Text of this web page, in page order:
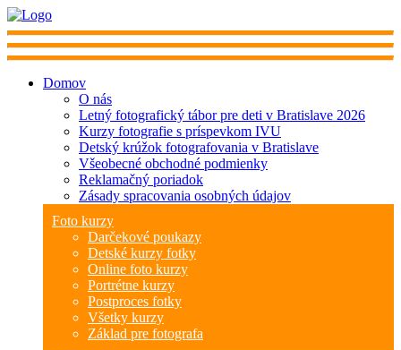
Domov
O nás
Letný fotografický tábor pre deti v Bratislave 2026
Kurzy fotografie s príspevkom IVU
Detský krúžok fotografovania v Bratislave
Všeobecné obchodné podmienky
Reklamačný poriadok
Zásady spracovania osobných údajov
Foto kurzy
Darčekové poukazy
Detské kurzy fotky
Online foto kurzy
Portrétne kurzy
Postproces fotky
Všetky kurzy
Základ pre fotografa